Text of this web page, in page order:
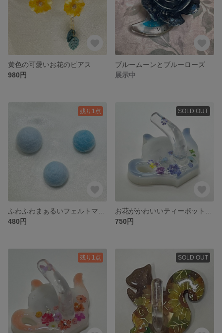
黄色の可愛いお花のピアス
980円
ブルームーンとブルーローズ
展示中
残り1点
480円
SOLD OUT
750円
残り1点 SOLD OUT